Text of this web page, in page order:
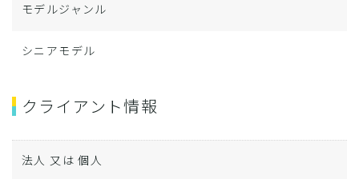
モデルジャンル
シニアモデル
クライアント情報
法人 又は 個人